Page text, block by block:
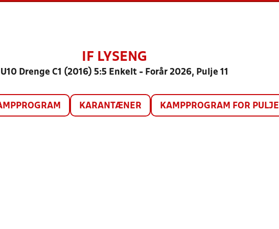
IF LYSENG
U10 Drenge C1 (2016) 5:5 Enkelt - Forår 2026, Pulje 11
KARANTÆNER KAMPPROGRAM FOR PULJE